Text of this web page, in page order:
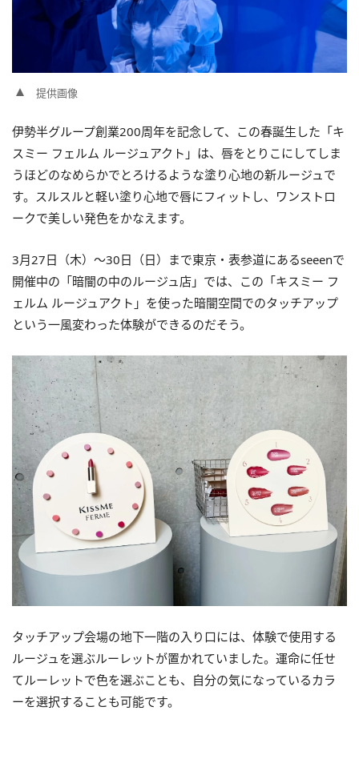
提供画像
伊勢半グループ創業200周年を記念して、この春誕生した「キ
スミー フェルム ルージュアクト」は、唇をとりこにしてしま
うほどのなめらかでとろけるような塗り心地の新ルージュで
す。スルスルと軽い塗り心地で唇にフィットし、ワンストロ
ークで美しい発色をかなえます。
3月27日（木）〜30日（日）まで東京・表参道にあるseeenで
開催中の「暗闇の中のルージュ店」では、この「キスミー フ
ェルム ルージュアクト」を使った暗闇空間でのタッチアップ
という一風変わった体験ができるのだそう。
タッチアップ会場の地下一階の入り口には、体験で使用する
ルージュを選ぶルーレットが置かれていました。運命に任せ
てルーレットで色を選ぶことも、自分の気になっているカラ
ーを選択することも可能です。